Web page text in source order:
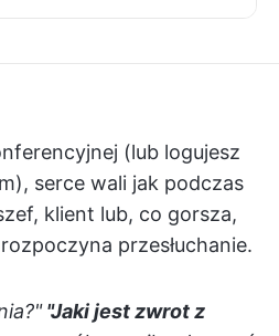
(lub logujesz
serce wali jak podczas
klient lub, co gorsza,
przesłuchanie.
"Jaki jest zwrot z